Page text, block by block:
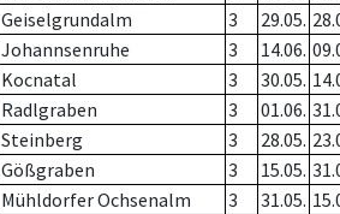
Geiselgrundalm 3 29.05.
Johannsenruhe 3 14.06.
Kocnatal 3 30.05.
Radlgraben 3 01.06.
Steinberg 3 28.05.
Gößgraben 3 15.05.
Mühldorfer Ochsenalm 3 31.05.